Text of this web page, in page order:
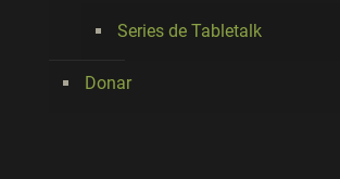
Series de Tabletalk
Donar